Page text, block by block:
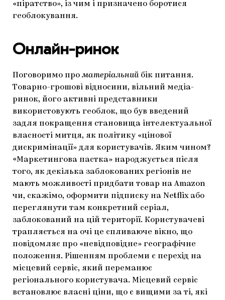
«піратство», із чим і призначено боротися
геоблокування.
Онлайн-ринок
Поговоримо про матеріальний бік питання.
Товарно-грошові відносини, вільний медіа-
ринок, його активні представники
використовують геоблок, що був введений
задля покращення становища інтелектуальної
власності митця, як політику «цінової
дискримінації» для користувачів. Яким чином?
«Маркетингова пастка» народжується після
того, як декілька заблокованих регіонів не
мають можливості придбати товар на Amazon
чи, скажімо, оформити підписку на Netflix або
переглянути там конкретний серіал,
заблокований на цій території. Користувачеві
трапляється на очі це спливаюче вікно, що
повідомляє про «невідповідне» географічне
положення. Рішенням проблеми є перехід на
місцевий сервіс, який переманює
регіонального користувача. Місцевий сервіс
встановлює власні ціни, що є вищими за ті, які